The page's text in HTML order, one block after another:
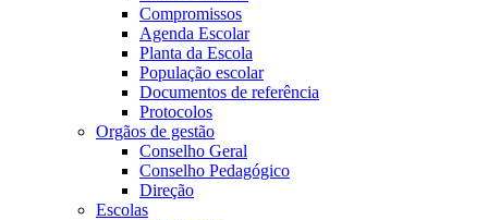
Compromissos
Agenda Escolar
Planta da Escola
População escolar
Documentos de referência
Protocolos
Orgãos de gestão
Conselho Geral
Conselho Pedagógico
Direção
Escolas